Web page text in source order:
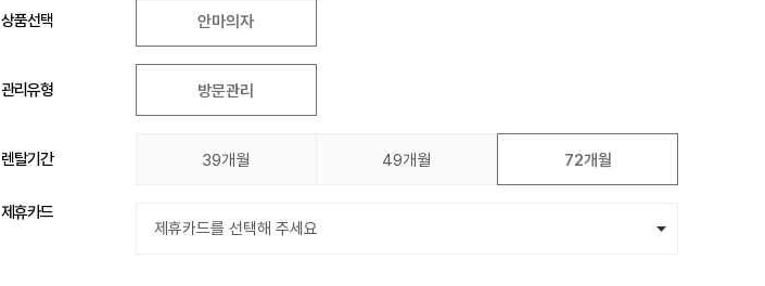
상품선택 안마의자
관리유형 방문관리
렌탈기간 39개월 49개월 72개월
제휴카드